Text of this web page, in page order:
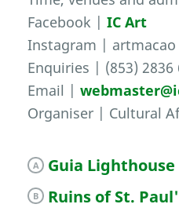
Facebook |IC Art
Instagram | artmacao
Enquiries | (853) 2836
Email |
Organiser | Cultural
A Guia Lighthouse
B Ruins of St.